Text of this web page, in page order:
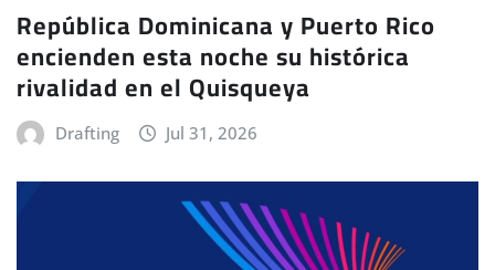
República Dominicana y Puerto Rico
encienden esta noche su histórica
rivalidad en el Quisqueya
Drafting Jul 31, 2026